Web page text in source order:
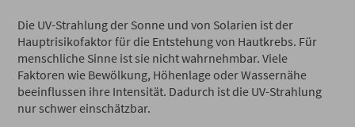
Die UV-Strahlung der Sonne und von Solarien ist der
Hauptrisikofaktor für die Entstehung von Hautkrebs. Für
menschliche Sinne ist sie nicht wahrnehmbar. Viele
Faktoren wie Bewölkung, Höhenlage oder Wassernähe
beeinflussen ihre Intensität. Dadurch ist die UV-Strahlung
nur schwer einschätzbar.